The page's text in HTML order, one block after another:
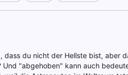
dass du nicht der Hellste bist, aber
Und "abgehoben" kann auch